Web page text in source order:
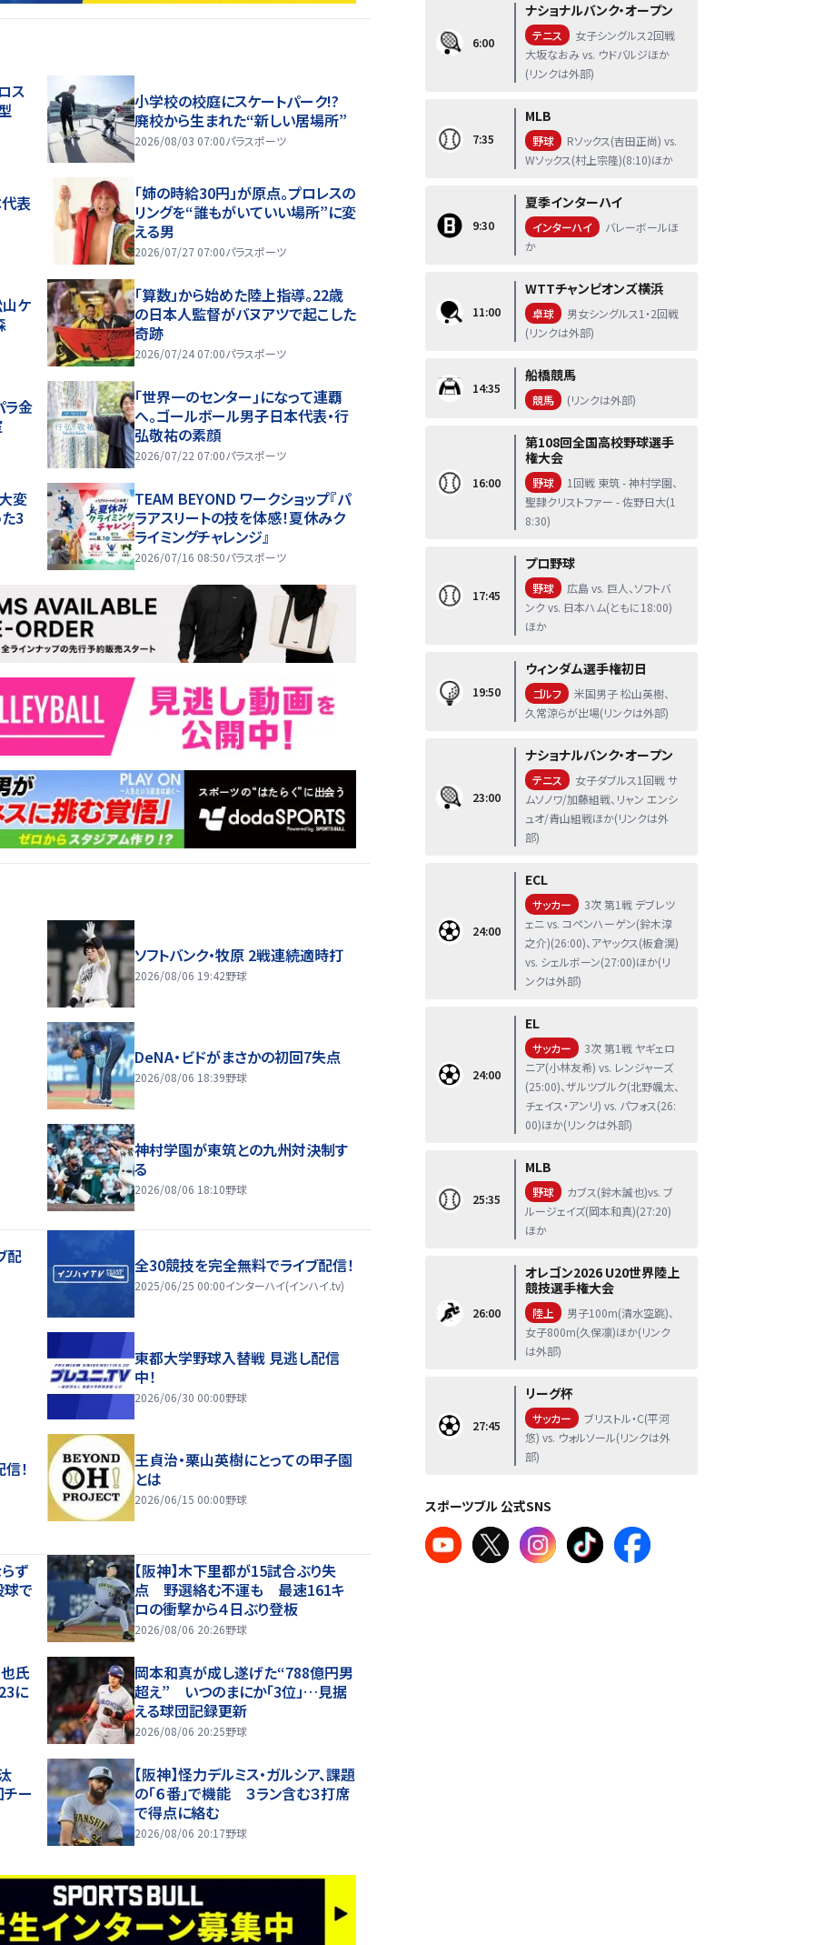
ス
小学校の校庭にスケートパーク!?
廃校から生まれた“新しい居場所”
2026/08/03 07:00パラスポーツ
表
「姉の時給30円」が原点。プロレスの
リングを“誰もがいていい場所”に変
える男
2026/07/27 07:00パラスポーツ
ケ
「算数」から始めた陸上指導。22歳
の日本人監督がバヌアツで起こした
奇跡
2026/07/24 07:00パラスポーツ
金
「世界一のセンター」になって連覇
へ。ゴールボール男子日本代表・行
弘敬祐の素顔
2026/07/22 07:00パラスポーツ
変
3
TEAM BEYOND ワークショップ『パ
ラアスリートの技を体感！夏休みク
ライミングチャレンジ』
2026/07/16 08:50パラスポーツ
ソフトバンク・牧原 2戦連続適時打
2026/08/06 19:42野球
DeNA・ビドがまさかの初回7失点
2026/08/06 18:39野球
神村学園が東筑との九州対決制す
る
2026/08/06 18:10野球
配 全30競技を完全無料でライブ配信！
2025/06/25 00:00インターハイ(インハイ.tv)
東都大学野球入替戦 見逃し配信
中！
2026/06/30 00:00野球
！
王貞治・栗山英樹にとっての甲子園
とは
2026/06/15 00:00野球
ず
で
【阪神】木下里都が15試合ぶり失
点 野選絡む不運も 最速161キ
ロの衝撃から４日ぶり登板
2026/08/06 20:26野球
氏
に
岡本和真が成し遂げた“788億円男
超え” いつのまにか「3位」…見据
える球団記録更新
2026/08/06 20:25野球
チー
【阪神】怪力デルミス・ガルシア、課題
の「６番」で機能 ３ラン含む３打席
で得点に絡む
2026/08/06 20:17野球
6:00
ナショナルバンク・オープン
テニス
女子シングルス2回戦
大坂なおみ vs. ウドバルジほか
(リンクは外部)
7:35
MLB
野球
Rソックス(吉田正尚) vs.
Wソックス(村上宗隆)(8:10)ほか
9:30
夏季インターハイ
インターハイ
バレーボールほ
か
11:00
WTTチャンピオンズ横浜
卓球
男女シングルス1・2回戦
(リンクは外部)
14:35
船橋競馬
競馬 (リンクは外部)
16:00
第108回全国高校野球選手
権大会
野球
1回戦 東筑 - 神村学園、
聖隷クリストファー - 佐野日大(1
8:30)
17:45
プロ野球
野球
広島 vs. 巨人、ソフトバ
ンク vs. 日本ハム(ともに18:00)
ほか
19:50
ウィンダム選手権初日
ゴルフ
米国男子 松山英樹、
久常涼らが出場(リンクは外部)
23:00
ナショナルバンク・オープン
テニス
女子ダブルス1回戦 サ
ムソノワ/加藤組戦、リャン エンシ
ュオ/青山組戦ほか(リンクは外
部)
24:00
ECL
サッカー
3次 第1戦 デブレツ
ェニ vs. コペンハーゲン(鈴木淳
之介)(26:00)、アヤックス(板倉滉)
vs. シェルボーン(27:00)ほか(リ
ンクは外部)
24:00
EL
サッカー
3次 第1戦 ヤギェロ
ニア(小林友希) vs. レンジャーズ
(25:00)、ザルツブルク(北野颯太、
チェイス・アンリ) vs. パフォス(26:
00)ほか(リンクは外部)
25:35
MLB
野球
カブス(鈴木誠也)vs. ブ
ルージェイズ(岡本和真)(27:20)
ほか
26:00
オレゴン2026 U20世界陸上
競技選手権大会
陸上
男子100m(清水空跳)、
女子800m(久保凛)ほか(リンク
は外部)
27:45
リーグ杯
サッカー
ブリストル・C(平河
悠) vs. ウォルソール(リンクは外
部)
スポーツブル 公式SNS